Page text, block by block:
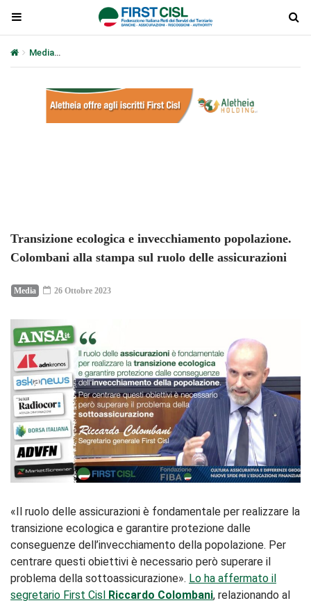
Media
Transizione ecologica e invecchiamento popolazione.
Colombani alla stampa sul ruolo delle assicurazioni
Media 26 Ottobre 2023
«Il ruolo delle assicurazioni è fondamentale per realizzare la
transizione ecologica e garantire protezione dalle
conseguenze dell’invecchiamento della popolazione. Per
centrare questi obiettivi è necessario però superare il
problema della sottoassicurazione». Lo ha affermato il
segretario First Cisl Riccardo Colombani, relazionando al